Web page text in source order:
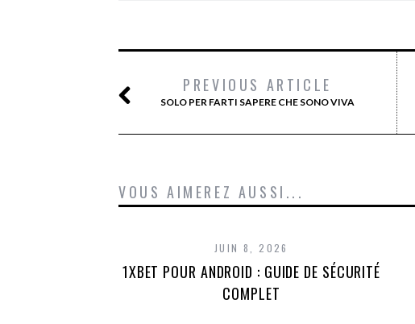
PREVIOUS ARTICLE
SOLO PER FARTI SAPERE CHE SONO VIVA
VOUS AIMEREZ AUSSI...
JUIN 8, 2026
1XBET POUR ANDROID : GUIDE DE SÉCURITÉ
COMPLET